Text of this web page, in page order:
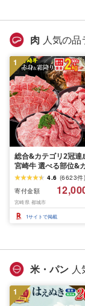
肉 人気の
1
総合&カテゴリ2冠達
宮崎牛 選べる部位&
ト (赤身&霜降り)or(赤
のみ) 500g 1kg 2kg[
送時期が選べる] 牛
肉 すき焼き しゃぶしゃ
ぶ ステーキ ギフト お
4.6 (6623件)
寄付金額
宮崎県 都城市
1サイトで掲載
米・パン 人
1